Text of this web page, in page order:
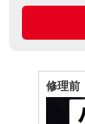
修理前